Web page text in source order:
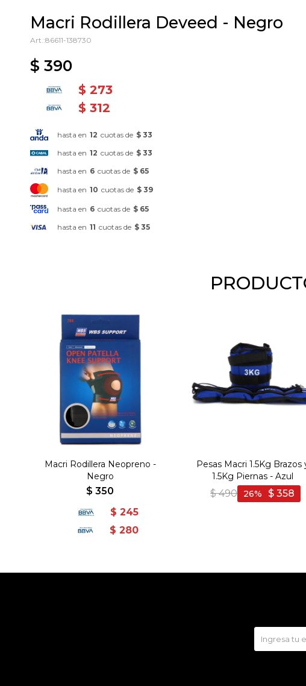
Macri Rodillera Deveed - Negro
86611-138730
$ 390
$ 273
$ 312
hasta en 12 cuotas de $ 33
hasta en 12 cuotas de $ 33
hasta en 6 cuotas de $ 65
hasta en 10 cuotas de $ 39
hasta en 6 cuotas de $ 65
hasta en 11 cuotas de $ 35
Macri Rodillera Neopreno -
Negro
$ 350
$ 245
$ 280
Pesas Macri 1.5Kg Brazos
1.5Kg Piernas - Azul
$ 490 $ 358
26